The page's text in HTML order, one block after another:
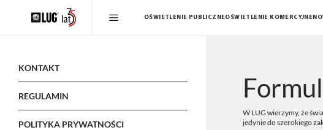
OŚWIETLENIE PUBLICZNEOŚWIETLENIE KOMERCYJNE
KONTAKT
REGULAMIN
POLITYKA PRYWATNOŚCI
W LUG wierzymy, że
jedynie do szerokiego